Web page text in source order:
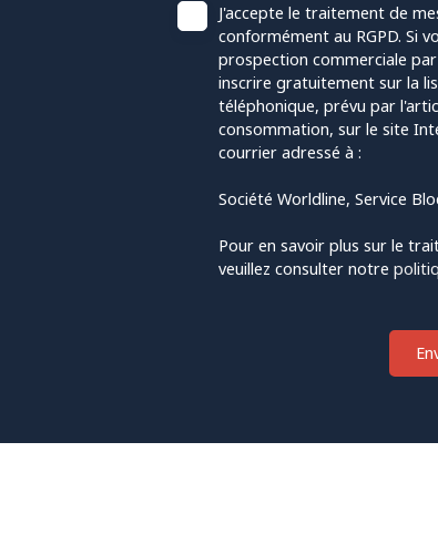
J'accepte le traitement de
conformément au RGPD. Si
prospection commerciale
inscrire gratuitement sur la
téléphonique, prévu par
consommation, sur le site
courrier adressé à :
Société Worldline, Service
Pour en savoir plus sur le
veuillez consulter notre